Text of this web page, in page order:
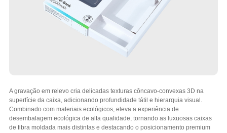
A gravação em relevo cria delicadas texturas côncavo-convexas 3D na
superfície da caixa, adicionando profundidade tátil e hierarquia visual.
Combinado com materiais ecológicos, eleva a experiência de
desembalagem ecológica de alta qualidade, tornando as luxuosas caixas
de fibra moldada mais distintas e destacando o posicionamento premium